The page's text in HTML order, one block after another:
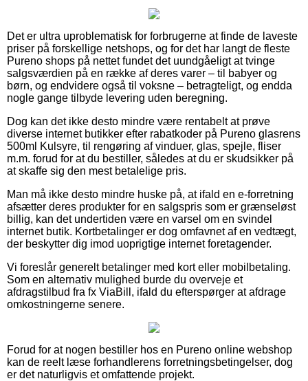
Det er ultra uproblematisk for forbrugerne at finde de laveste
priser på forskellige netshops, og for det har langt de fleste
Pureno shops på nettet fundet det uundgåeligt at tvinge
salgsværdien på en række af deres varer – til babyer og
børn, og endvidere også til voksne – betragteligt, og endda
nogle gange tilbyde levering uden beregning.
Dog kan det ikke desto mindre være rentabelt at prøve
diverse internet butikker efter rabatkoder på Pureno glasrens
500ml Kulsyre, til rengøring af vinduer, glas, spejle, fliser
m.m. forud for at du bestiller, således at du er skudsikker på
at skaffe sig den mest betalelige pris.
Man må ikke desto mindre huske på, at ifald en e-forretning
afsætter deres produkter for en salgspris som er grænseløst
billig, kan det undertiden være en varsel om en svindel
internet butik. Kortbetalinger er dog omfavnet af en vedtægt,
der beskytter dig imod uoprigtige internet foretagender.
Vi foreslår generelt betalinger med kort eller mobilbetaling.
Som en alternativ mulighed burde du overveje et
afdragstilbud fra fx ViaBill, ifald du efterspørger at afdrage
omkostningerne senere.
Forud for at nogen bestiller hos en Pureno online webshop
kan de reelt læse forhandlerens forretningsbetingelser, dog
er det naturligvis et omfattende projekt.